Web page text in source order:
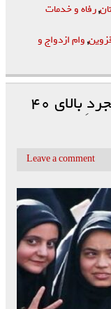
,رفاه و خدمات
,وام ازدواج و
وجود ۷۰۰ هزار دختر و پسر مجردِ بالای ۴۰
Leave a comment